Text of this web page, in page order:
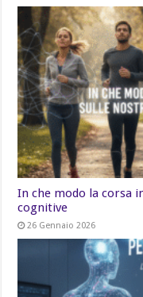
In che modo la corsa
cognitive
26 Gennaio 2026